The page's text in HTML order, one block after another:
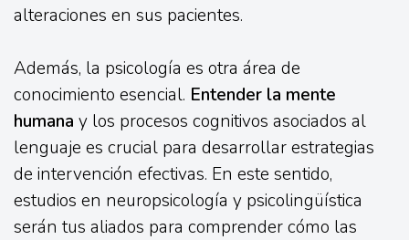
alteraciones en sus pacientes.
Además, la psicología es otra área de
conocimiento esencial. Entender la mente
humana y los procesos cognitivos asociados al
lenguaje es crucial para desarrollar estrategias
de intervención efectivas. En este sentido,
estudios en neuropsicología y psicolingüística
serán tus aliados para comprender cómo las